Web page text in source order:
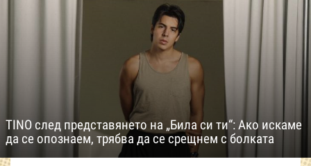
TINO след представянето на „Била си ти“: Ако искаме
да се опознаем, трябва да се срещнем с болката